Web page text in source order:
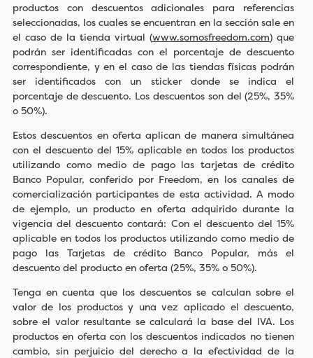
productos con descuentos adicionales para referencias
seleccionadas, los cuales se encuentran en la sección sale en
el caso de la tienda virtual (www.somosfreedom.com) que
podrán ser identificadas con el porcentaje de descuento
correspondiente, y en el caso de las tiendas físicas podrán
ser identificados con un sticker donde se indica el
porcentaje de descuento. Los descuentos son del (25%, 35%
o 50%).
Estos descuentos en oferta aplican de manera simultánea
con el descuento del 15% aplicable en todos los productos
utilizando como medio de pago las tarjetas de crédito
Banco Popular, conferido por Freedom, en los canales de
comercialización participantes de esta actividad. A modo
de ejemplo, un producto en oferta adquirido durante la
vigencia del descuento contará: Con el descuento del 15%
aplicable en todos los productos utilizando como medio de
pago las Tarjetas de crédito Banco Popular, más el
descuento del producto en oferta (25%, 35% o 50%).
Tenga en cuenta que los descuentos se calculan sobre el
valor de los productos y una vez aplicado el descuento,
sobre el valor resultante se calculará la base del IVA. Los
productos en oferta con los descuentos indicados no tienen
cambio, sin perjuicio del derecho a la efectividad de la